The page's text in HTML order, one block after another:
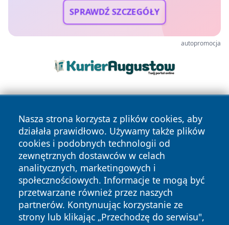
SPRAWDŹ SZCZEGÓŁY
autopromocja
Nasza strona korzysta z plików cookies, aby
działała prawidłowo. Używamy także plików
cookies i podobnych technologii od
zewnętrznych dostawców w celach
analitycznych, marketingowych i
społecznościowych. Informacje te mogą być
przetwarzane również przez naszych
partnerów. Kontynuując korzystanie ze
strony lub klikając „Przechodzę do serwisu",
Copyright © 2026 raciborski24.pl Wszystkie prawa
zastrzeżone.
News Autorzy
Polityka
Prywatności
Polityka
Cookies